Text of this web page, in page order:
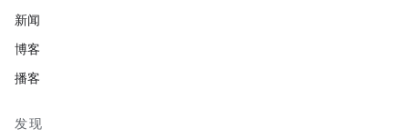
新闻
博客
播客
发现